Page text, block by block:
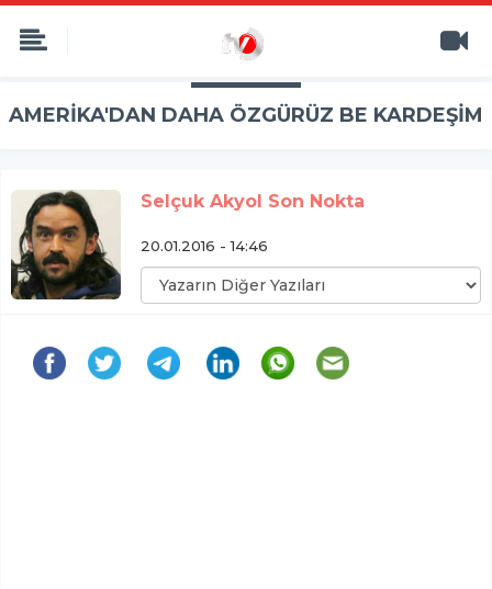
AMERİKA'DAN DAHA ÖZGÜRÜZ BE KARDEŞİM
Selçuk Akyol Son Nokta
20.01.2016 - 14:46